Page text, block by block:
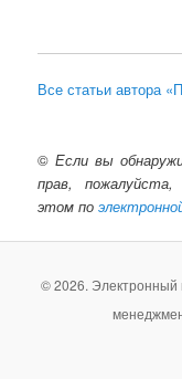
Все статьи автора
© Если вы
прав,
этом по
© 2026. Электронный